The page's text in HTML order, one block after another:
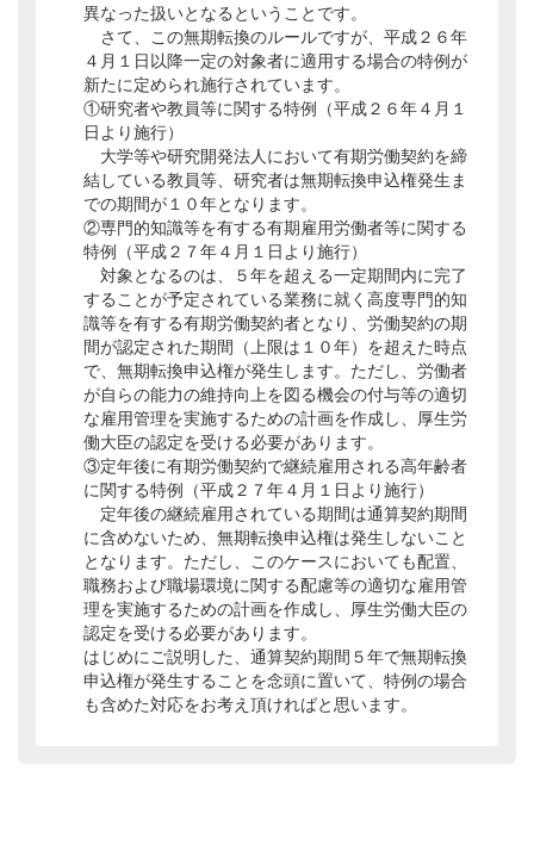
異なった扱いとなるということです。
さて、この無期転換のルールですが、平成２６年
４月１日以降一定の対象者に適用する場合の特例が
新たに定められ施行されています。
①研究者や教員等に関する特例（平成２６年４月１
日より施行）
大学等や研究開発法人において有期労働契約を締
結している教員等、研究者は無期転換申込権発生ま
での期間が１０年となります。
②専門的知識等を有する有期雇用労働者等に関する
特例（平成２７年４月１日より施行）
対象となるのは、５年を超える一定期間内に完了
することが予定されている業務に就く高度専門的知
識等を有する有期労働契約者となり、労働契約の期
間が認定された期間（上限は１０年）を超えた時点
で、無期転換申込権が発生します。ただし、労働者
が自らの能力の維持向上を図る機会の付与等の適切
な雇用管理を実施するための計画を作成し、厚生労
働大臣の認定を受ける必要があります。
③定年後に有期労働契約で継続雇用される高年齢者
に関する特例（平成２７年４月１日より施行）
定年後の継続雇用されている期間は通算契約期間
に含めないため、無期転換申込権は発生しないこと
となります。ただし、このケースにおいても配置、
職務および職場環境に関する配慮等の適切な雇用管
理を実施するための計画を作成し、厚生労働大臣の
認定を受ける必要があります。
はじめにご説明した、通算契約期間５年で無期転換
申込権が発生することを念頭に置いて、特例の場合
も含めた対応をお考え頂ければと思います。